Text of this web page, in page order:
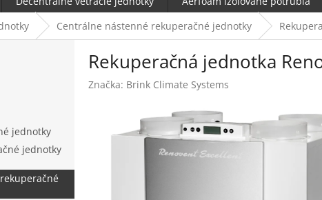
Centrálne nástenné rekuperačné jednotky
jednotky
jednotky
Rekuperačná jednotka
Značka: Brink Climate Systems